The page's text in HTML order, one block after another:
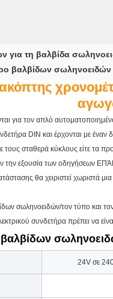
για τη βαλβίδα
βαλβίδων σωληνοειδών
για τον απλό
DIN και έρχονται με
σταθερά κύκλους είτε τα
εξουσία των οδηγήσεων
θα χειριστεί χωριστά
σωληνοειδών/τον τύπο
συνδετήρα πρέπει να
βαλβίδων
24V σε